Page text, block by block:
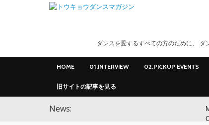
ダンスを愛するすべての方のために、
HOME 01.INTERVIEW 02.PICKUP EVENTS
旧サイトの記事を見る
News: